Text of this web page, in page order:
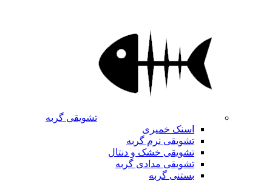
تشویقی گربه
اسنک خمیری
تشویقی نرم گربه
تشویقی خشک و دنتال
تشویقی مدادی گربه
بستنی گربه